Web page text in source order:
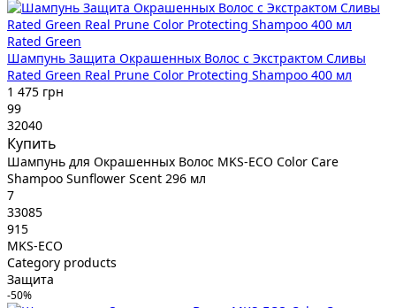
Rated Green
Шампунь Защита Окрашенных Волос с Экстрактом Сливы
Rated Green Real Prune Color Protecting Shampoo 400 мл
1 475 грн
99
32040
Купить
Шампунь для Окрашенных Волос MKS-ECO Color Care
Shampoo Sunflower Scent 296 мл
7
33085
915
MKS-ECO
Category products
Защита
-50%